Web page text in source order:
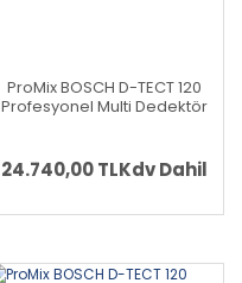
ProMix BOSCH D-TECT 120
Profesyonel Multi Dedektör
Dekupaj
24.740,00 TLKdv Dahil